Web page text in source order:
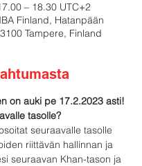
– 18.30 UTC+2
Finland, Hatanpään
Tampere, Finland
on auki pe 17.2.2023 asti!
tasolle?
seuraavalle tasolle
riittävän hallinnan ja
seuraavan Khan-tason ja